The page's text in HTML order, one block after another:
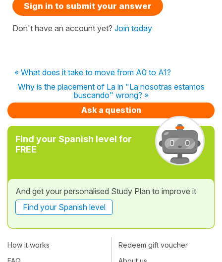
Sign in to submit your answer
Don't have an account yet? Join today
« What does it take to move from A0 to A1?
Why is the placement of La in "La nosotras estamos
buscando" wrong? »
Ask a question
Find your Spanish level for
FREE
And get your personalised Study Plan to improve it
Find your Spanish level
How it works
Redeem gift voucher